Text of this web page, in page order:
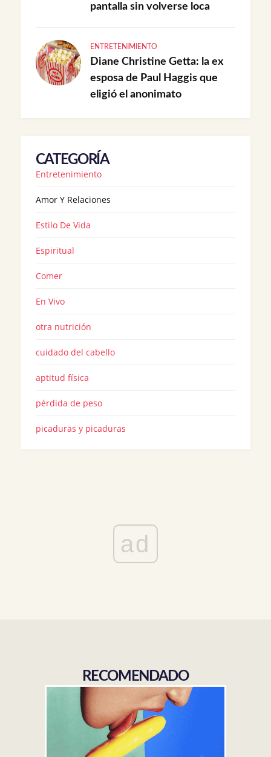
pantalla sin volverse loca
ENTRETENIMIENTO
Diane Christine Getta: la ex
esposa de Paul Haggis que
eligió el anonimato
CATEGORÍA
Entretenimiento
Amor Y Relaciones
Estilo De Vida
Espiritual
Comer
En Vivo
otra nutrición
cuidado del cabello
aptitud física
pérdida de peso
picaduras y picaduras
ad
RECOMENDADO